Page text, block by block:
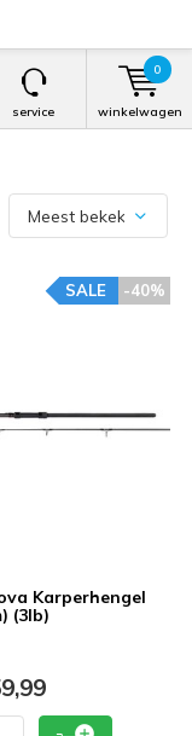
service winkelwagen
0
Karperhengel
(3lb)
-40%
SALE